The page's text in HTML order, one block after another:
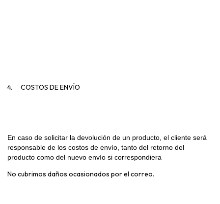
4. COSTOS DE ENVÍO
En caso de solicitar la devolución de un producto, el cliente será
responsable de los costos de envío, tanto del retorno del
producto como del nuevo envío si correspondiera
No cubrimos daños ocasionados por el correo.